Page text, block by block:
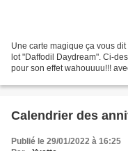
Une carte magique ça vous
lot "Daffodil Daydream". Ci-
pour son effet wahouuuu!!!
Calendrier des
Publié le 29/01/2022 à 16:25